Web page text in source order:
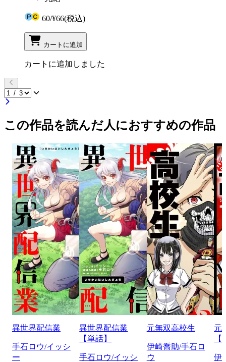
60/¥66(税込)
カートに追加
カートに追加しました
この作品を読んだ人におすすめの作品
異世界配信業
手石ロウ/イッシ
ー
異世界配信業
【単話】
手石ロウ/イッシ
元無双高校生
伊崎喬助/手石ロ
ウ
元
伊